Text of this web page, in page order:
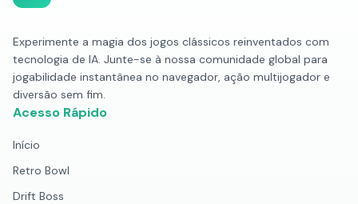
Experimente a magia dos jogos clássicos reinventados com
tecnologia de IA. Junte-se à nossa comunidade global para
jogabilidade instantânea no navegador, ação multijogador e
diversão sem fim.
Acesso Rápido
Início
Retro Bowl
Drift Boss